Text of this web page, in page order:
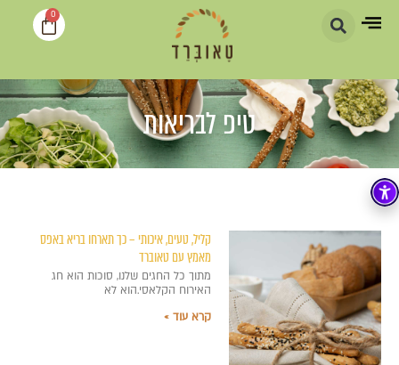
0
טיפ לבריאות
קליל, טעים, איכותי – כך תארחו בריא באפס
מאמץ עם טאוברד
מתוך כל החגים שלנו, סוכות הוא חג
האירוח הקלאסי.הוא לא
קרא עוד »